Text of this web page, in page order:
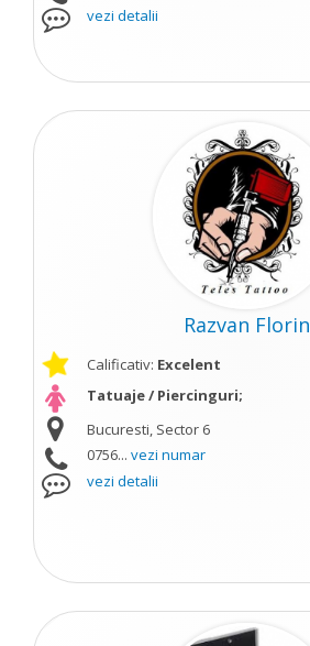
vezi detalii
Razvan Florin
Calificativ: Excelent
Tatuaje / Piercinguri;
Bucuresti, Sector 6
0756... vezi numar
vezi detalii